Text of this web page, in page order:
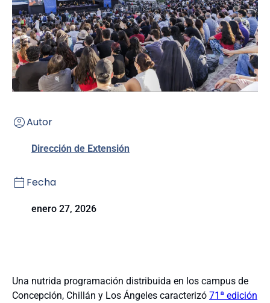
Autor
Dirección de Extensión
Fecha
enero 27, 2026
Una nutrida programación distribuida en los campus de
Concepción, Chillán y Los Ángeles caracterizó 71ª edición